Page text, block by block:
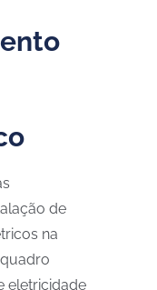
de
na
eletricidade